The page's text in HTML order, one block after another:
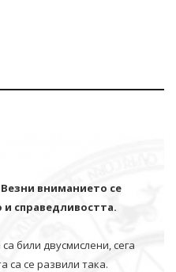
вниманието се
справедливостта.
били двусмислени, сега
са се развили така.